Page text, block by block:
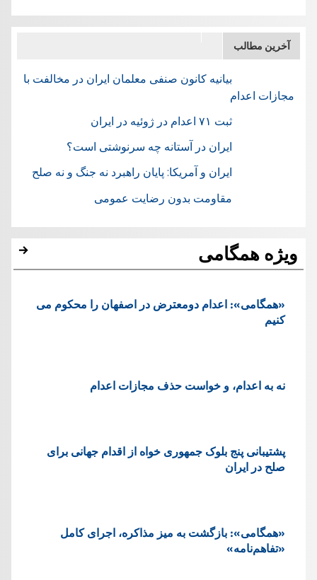
آخرین مطالب
بیانیه کانون صنفی معلمان ایران در مخالفت با
مجازات اعدام
ثبت ۷۱ اعدام در ژوئيه در ایران
ایران در آستانه چه سرنوشتی است؟
ایران و آمریکا: پایان راهبرد نه جنگ و نه صلح
مقاومت بدون رضایت عمومی
ویژه همگامی
«همگامی»: اعدام دومعترض در اصفهان را محکوم می
کنیم
نه به اعدام، و خواست حذف مجازات اعدام
پشتيبانی پنج بلوک جمهوری خواه از اقدام جهانی برای
صلح در ایران
«همگامی»: بازگشت به میز مذاکره، اجرای کامل
«تفاهم‌نامه»